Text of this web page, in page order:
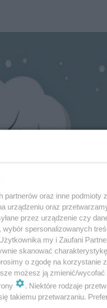
partnerów oraz inne
urządzeniu oraz
przez urządzenie czy
spersonalizowanych
my i Zaufani
skanować
o zgodę na korzystanie
możesz ją zmienić/
. Niektóre rodzaje
takiemu przetwarzaniu.